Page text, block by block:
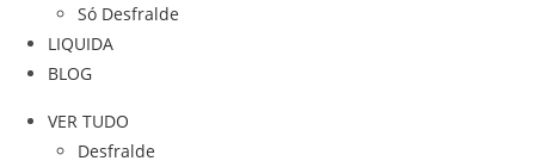
Só Desfralde
LIQUIDA
BLOG
VER TUDO
Desfralde